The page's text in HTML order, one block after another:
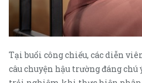
Tại buổi công chiếu, các diễn
câu chuyện hậu trường đáng